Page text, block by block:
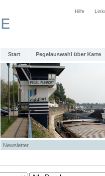
Hilfe
Start Pegelauswahl über Karte
Newsletter